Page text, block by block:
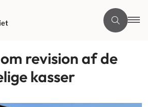
revision af de
kasser